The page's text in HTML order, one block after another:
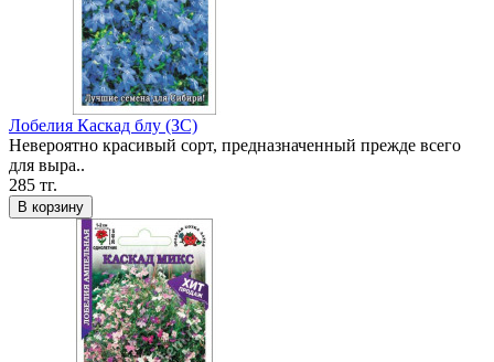
Лобелия Каскад блу (ЗС)
Невероятно красивый сорт, предназначенный прежде всего
для выра..
285 тг.
В корзину